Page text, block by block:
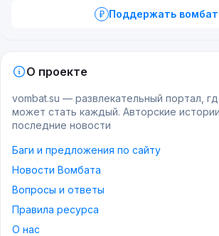
Поддержать
О проекте
vombat.su — развлекательный портал,
может стать каждый. Авторские
последние новости
Баги и предложения по сайту
Новости Вомбата
Вопросы и ответы
Правила ресурса
О нас